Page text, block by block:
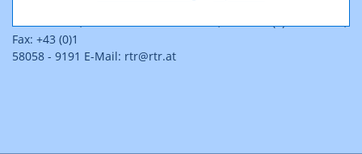
Rundfunk und Telekom Regulierungs-GmbH
Fax: +43 (0)1
58058 - 9191 E-Mail: rtr@rtr.at